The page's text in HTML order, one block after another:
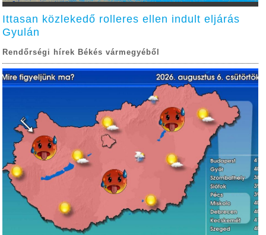
Ittasan közlekedő rolleres ellen indult eljárás
Gyulán
Rendőrségi hírek Békés vármegyéből